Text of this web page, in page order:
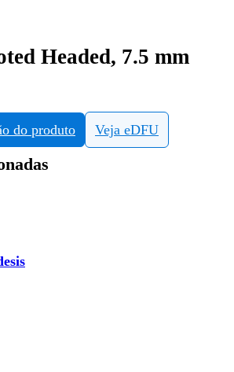
Headed, 7.5 mm
do produto Veja eDFU